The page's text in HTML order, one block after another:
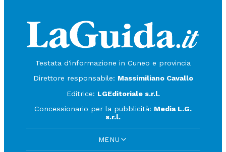
Testata d'informazione in Cuneo e provincia
Direttore responsabile: Massimiliano Cavallo
Editrice: LGEditoriale s.r.l.
Concessionario per la pubblicità: Media L.G.
s.r.l.
MENU